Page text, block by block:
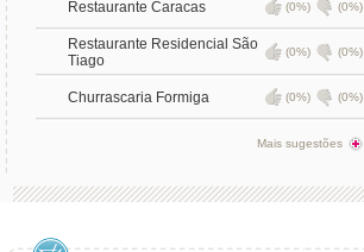
Restaurante Caracas (0%) (0%)
Restaurante Residencial São
Tiago
(0%) (0%)
Churrascaria Formiga (0%) (0%)
Mais sugestões